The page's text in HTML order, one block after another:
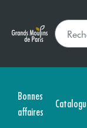
Bonnes
affaires